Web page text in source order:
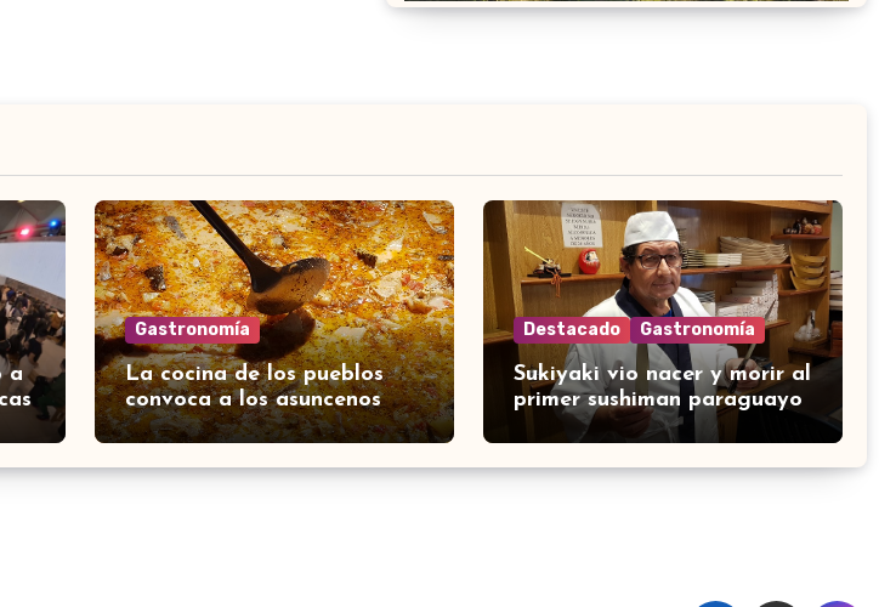
a
Gastronomía
La cocina de los pueblos
convoca a los asuncenos
Destacado Gastronomía
Sukiyaki vio nacer y morir al
primer sushiman paraguayo